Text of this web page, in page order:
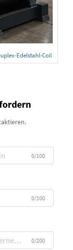
Edelstahl-Coil
0/100
0/100
0/200